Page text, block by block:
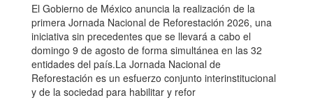
El Gobierno de México anuncia la realización de la
primera Jornada Nacional de Reforestación 2026, una
iniciativa sin precedentes que se llevará a cabo el
domingo 9 de agosto de forma simultánea en las 32
entidades del país.La Jornada Nacional de
Reforestación es un esfuerzo conjunto interinstitucional
y de la sociedad para habilitar y refor